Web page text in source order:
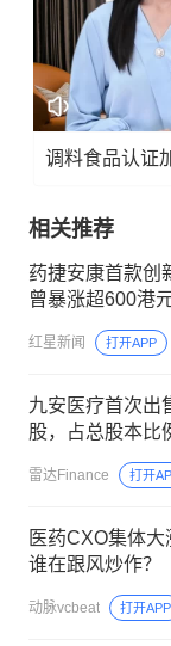
调料食品认证
相关推荐
药捷安康首款创
曾暴涨超600港
红星新闻 打开APP
九安医疗首次出
股，占总股本比
雷达Finance 打开
医药CXO集体大
谁在跟风炒作？
动脉vcbeat 打开APP